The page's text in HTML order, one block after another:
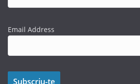
Email Address
Subscriu-te